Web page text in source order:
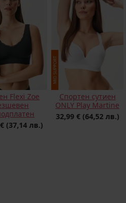
Flexi Zoе
(37,14 лв.)
Спортен сутиен
ONLY Play Martine
32,99 € (64,52 лв.)